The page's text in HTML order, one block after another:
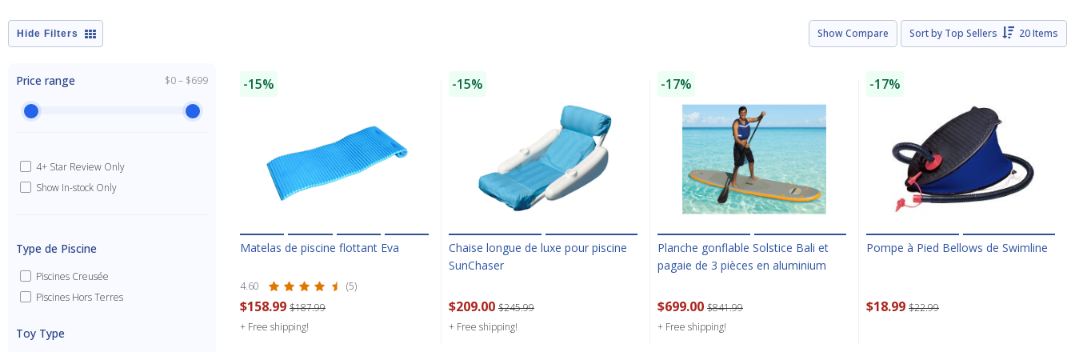
Filters Show Compare Sort by Top Sellers 20 Items
Price range $0 – $699
4+ Star Review Only
Show In-stock Only
Type de Piscine
Piscines Creusée
Piscines Hors Terres
Toy Type
-15%
Matelas de piscine flottant Eva
4.60 (5)
$158.99 $187.99
+ Free shipping!
-15%
Chaise longue de luxe pour piscine
SunChaser
$209.00 $245.99
+ Free shipping!
-17%
Planche gonflable Solstice Bali et
pagaie de 3 pièces en aluminium
$699.00 $841.99
+ Free shipping!
-17%
Pompe à Pied Bellows de Swimline
$18.99 $22.99